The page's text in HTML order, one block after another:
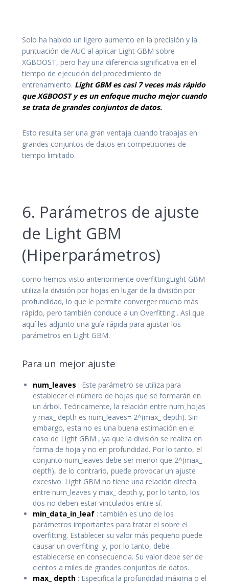
Solo ha habido un ligero aumento en la precisión y la
puntuación de AUC al aplicar Light GBM sobre
XGBOOST, pero hay una diferencia significativa en el
tiempo de ejecución del procedimiento de
entrenamiento. Light GBM es casi 7 veces más rápido
que XGBOOST y es un enfoque mucho mejor cuando
se trata de grandes conjuntos de datos.
Esto resulta ser una gran ventaja cuando trabajas en
grandes conjuntos de datos en competiciones de
tiempo limitado.
6. Parámetros de ajuste
de Light GBM
(Hiperparámetros)
como hemos visto anteriormente overfittingLight GBM
utiliza la división por hojas en lugar de la división por
profundidad, lo que le permite converger mucho más
rápido, pero también conduce a un Overfitting . Así que
aquí les adjunto una guía rápida para ajustar los
parámetros en Light GBM.
Para un mejor ajuste
num_leaves : Este parámetro se utiliza para
establecer el número de hojas que se formarán en
un árbol. Teóricamente, la relación entre num_hojas
y max_ depth es num_leaves= 2^(max_ depth). Sin
embargo, esta no es una buena estimación en el
caso de Light GBM , ya que la división se realiza en
forma de hoja y no en profundidad. Por lo tanto, el
conjunto num_leaves debe ser menor que 2^(max_
depth), de lo contrario, puede provocar un ajuste
excesivo. Light GBM no tiene una relación directa
entre num_leaves y max_ depth y, por lo tanto, los
dos no deben estar vinculados entre sí.
min_data_in_leaf : también es uno de los
parámetros importantes para tratar el sobre el
overfitting. Establecer su valor más pequeño puede
causar un overfiting y, por lo tanto, debe
establecerse en consecuencia. Su valor debe ser de
cientos a miles de grandes conjuntos de datos.
max_ depth : Especifica la profundidad máxima o el